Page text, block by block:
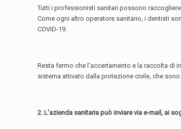
Tutti i professionisti sanitari possono
Come ogni altro operatore sanitario, i dentisti
COVID-19.
Resta fermo che l’accertamento e la raccolta
sistema attivato dalla protezione civile, che
2. L’azienda sanitaria può inviare via e-mail, ai